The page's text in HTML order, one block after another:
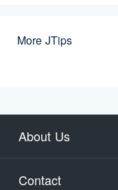
More JTips
About Us
Contact